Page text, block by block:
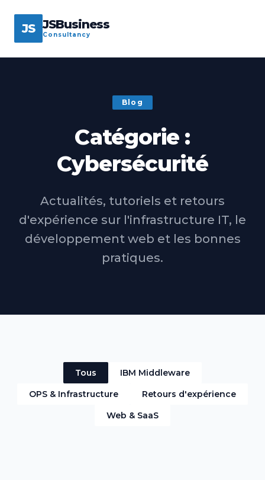
JS JSBusiness
Consultancy
Blog
Catégorie :
Cybersécurité
Actualités, tutoriels et retours
d'expérience sur l'infrastructure IT, le
développement web et les bonnes
pratiques.
Tous
IBM Middleware
OPS & Infrastructure
Retours d'expérience
Web & SaaS